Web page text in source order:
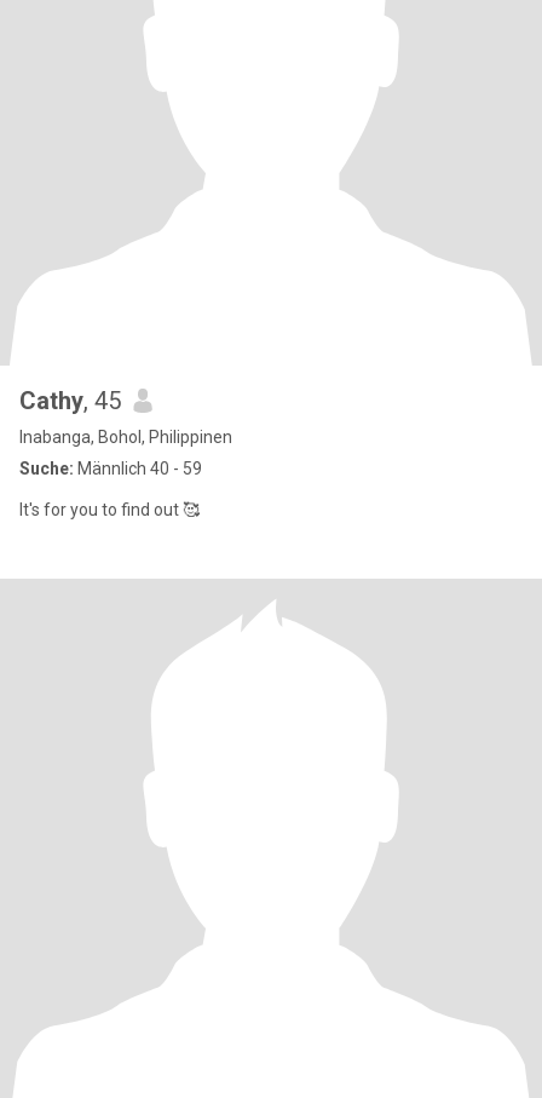
Cathy, 45
Inabanga, Bohol, Philippinen
Suche: Männlich 40 - 59
It's for you to find out 🥰